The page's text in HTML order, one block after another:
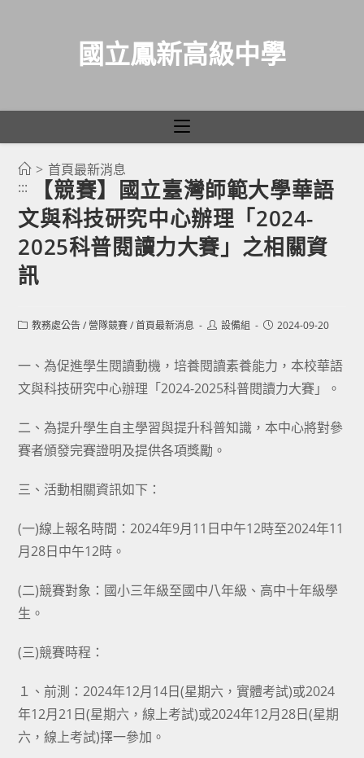
國立鳳新高級中學
> 首頁最新消息
:::
【競賽】國立臺灣師範大學華語
文與科技研究中心辦理「2024-
2025科普閱讀力大賽」之相關資
訊
Post教務處公告 / 營隊競賽 / 首頁最新消息
Post設備組
Post2024-09-20
一、為促進學生閱讀動機，培養閱讀素養能力，本校華語
文與科技研究中心辦理「2024-2025科普閱讀力大賽」。
二、為提升學生自主學習與提升科普知識，本中心將對參
賽者頒發完賽證明及提供各項獎勵。
三、活動相關資訊如下：
(一)線上報名時間：2024年9月11日中午12時至2024年11
月28日中午12時。
(二)競賽對象：國小三年級至國中八年級、高中十年級學
生。
(三)競賽時程：
１、前測：2024年12月14日(星期六，實體考試)或2024
年12月21日(星期六，線上考試)或2024年12月28日(星期
六，線上考試)擇一參加。